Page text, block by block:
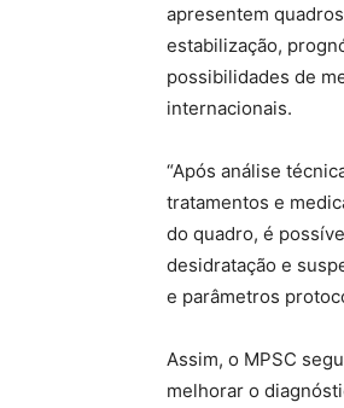
apresentem
estabilização,
possibilidades de
internacionais.
“Após análise
tratamentos e
do quadro, é
desidratação e
e parâmetros
Assim, o MPSC
melhorar o